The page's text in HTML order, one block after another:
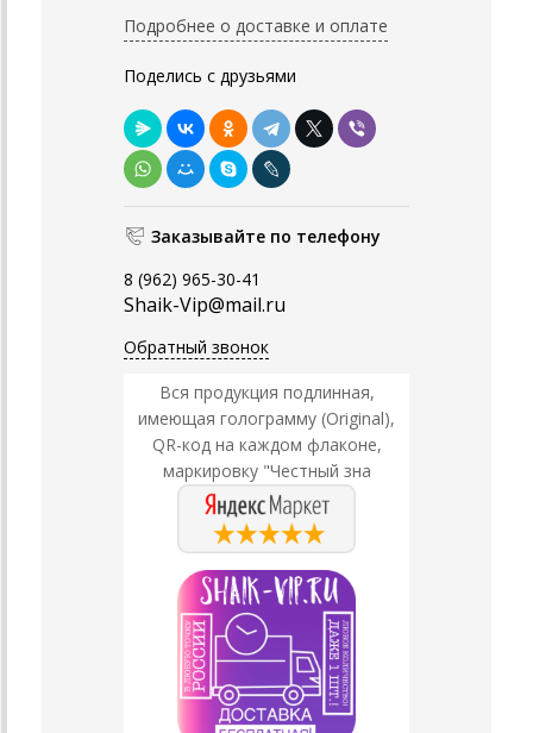
Подробнее о доставке и оплате
Поделись с друзьями
Заказывайте по телефону
8 (962) 965-30-41
Shaik-Vip@mail.ru
Обратный звонок
Вся продукция подлинная,
имеющая голограмму (Original),
QR-код на каждом флаконе,
маркировку "Честный зна